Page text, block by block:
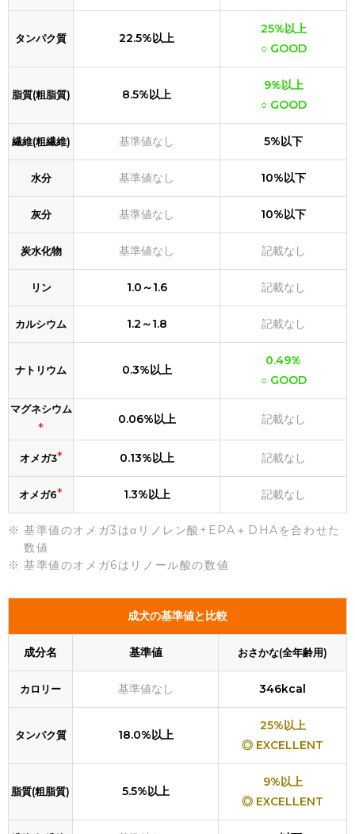
タンパク質 22.5%以上
25%以上
○ GOOD
脂質(粗脂質) 8.5%以上
9%以上
○ GOOD
繊維(粗繊維) 基準値なし 5%以下
水分 基準値なし 10%以下
灰分 基準値なし 10%以下
炭水化物 基準値なし 記載なし
リン 1.0～1.6 記載なし
カルシウム 1.2～1.8 記載なし
ナトリウム 0.3%以上
0.49%
○ GOOD
マグネシウム
*
0.06%以上 記載なし
オメガ3* 0.13%以上 記載なし
オメガ6* 1.3%以上 記載なし
基準値のオメガ3はαリノレン酸+EPA＋DHAを合わせた
数値
基準値のオメガ6はリノール酸の数値
成犬の基準値と比較
成分名 基準値 おさかな(全年齢用)
カロリー 基準値なし 346kcal
タンパク質 18.0%以上
25%以上
◎ EXCELLENT
脂質(粗脂質) 5.5%以上
9%以上
◎ EXCELLENT